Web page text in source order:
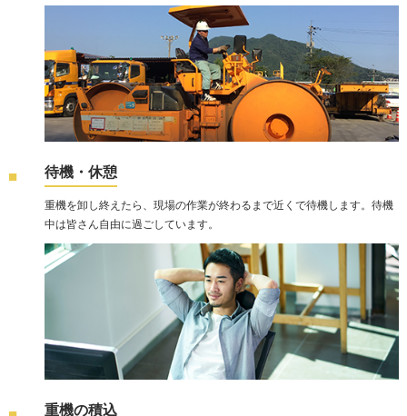
待機・休憩
重機を卸し終えたら、現場の作業が終わるまで近くで待機します。待機
中は皆さん自由に過ごしています。
重機の積込